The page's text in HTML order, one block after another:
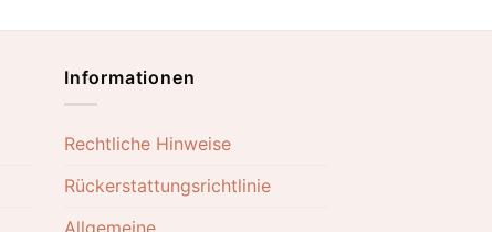
Informationen
Rechtliche Hinweise
Rückerstattungsrichtlinie